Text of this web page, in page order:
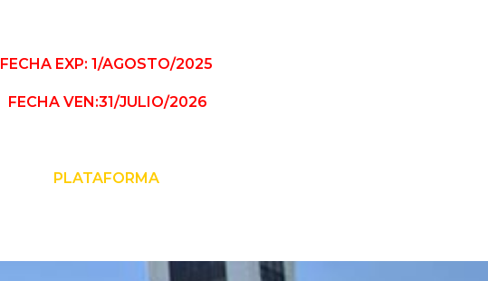
FECHA EXP: 1/AGOSTO/2025
FECHA VEN:31/JULIO/2026
PLATAFORMA